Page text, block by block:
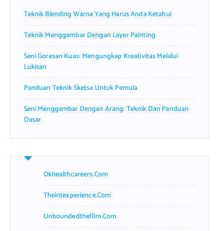
:Teknik Blending Warna Yang Harus Anda Ketahui
Teknik Menggambar Dengan Layer Painting
Seni Goresan Kuas: Mengungkap Kreativitas Melalui
Lukisan
Panduan Teknik Sketsa Untuk Pemula
Seni Menggambar Dengan Arang: Teknik Dan Panduan
Dasar
Okhealthcareers.com
Theintexperience.com
Unboundedthefilm.com